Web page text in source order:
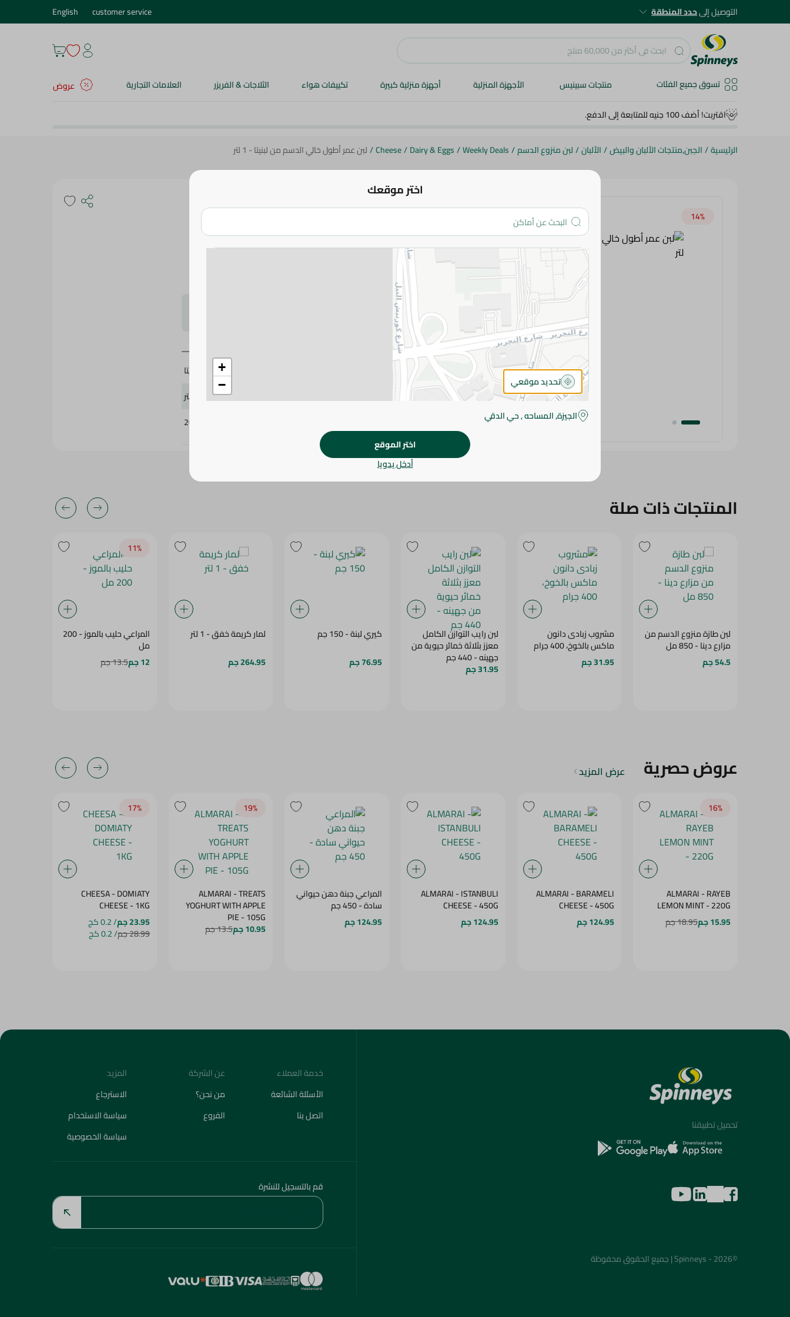
التوصيل إلىحدد المنطقة customer service
English
تسوق جميع الفئات منتجات سبينيس الأجهزة المنزلية أجهزة منزلية كبيرة تكييفات هواء الثلاجات & الفريزر العلامات التجارية
عروض
اقتربت! أضف 100 جنيه للمتابعة إلى الدفع.
الرئيسية/الجبن,منتجات الألبان والبيض/الألبان/لبن منزوع الدسم/
Weekly Deals
/
Dairy & Eggs
/
Cheese
/لبن عمر أطول خالي الدسم من لبنيتا - 1 لتر
14‎%‎ لبن عمر أطول خالي الدسم من لبنيتا - 1 لتر
47 جم 54.95 جم
يرجى الملاحظة:
طفيف. قد يتغير التعبئة بناءً على التوفر.
المواصفات
براند
لبنيتا
الحجم
207639
المنتجات ذات صلة
لبن طازة منزوع الدسم من
مزارع دينا - 850 مل
54.5 جم
مشروب زبادى دانون
ماكس بالخوخ، 400 جرام
31.95 جم
لبن رايب التوازن الكامل
معزز بثلاثة خمائر حيوية من
جهينه - 440 جم
31.95 جم
كيري لبنة - 150 جم
76.95 جم
لمار كريمة خفق - 1 لتر
264.95 جم
11‎%‎
المراعي حليب بالموز - 200
مل
12 جم
13.5 جم
عروض حصرية عرض المزيد
16‎%‎
ALMARAI - RAYEB
LEMON MINT - 220G
15.95 جم
18.95 جم
ALMARAI - BARAMELI
CHEESE - 450G
124.95 جم
ALMARAI - ISTANBULI
CHEESE - 450G
124.95 جم
المراعي جبنة دهن حيواني
سادة - 450 جم
124.95 جم
19‎%‎
ALMARAI - TREATS
YOGHURT WITH APPLE
PIE - 105G
10.95 جم 13.5 جم
17‎%‎
CHEESA - DOMIATY
CHEESE - 1KG
23.95 جم
/ 0.2 كج
28.99 جم / 0.2 كج
اختر موقعك
+
−
تحديد موقعي
الجيزة, المساحه , حي الدقي
اختر الموقع
أدخل يدويا
تحميل تطبيقنا
©2026 - Spinneys | جميع الحقوق محفوظة
خدمة العملاء
الأسئلة الشائعة
اتصل بنا
عن الشركة
من نحن؟
الفروع
المزيد
الاسترجاع
سياسة الاستخدام
سياسة الخصوصية
قم بالتسجيل للنشرة